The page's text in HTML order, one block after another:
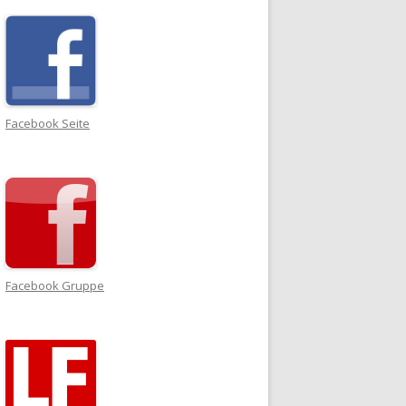
Facebook Seite
Facebook Gruppe